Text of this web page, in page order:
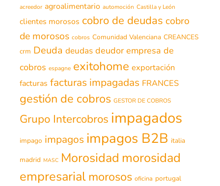
acreedor agroalimentario automoción Castilla y León
clientes morosos cobro de deudas cobro
de morosos cobros Comunidad Valenciana CREANCES
crm Deuda deudas deudor empresa de
cobros espagne exitohome exportación
facturas facturas impagadas FRANCES
gestión de cobros GESTOR DE COBROS
Grupo Intercobros impagados
impago impagos impagos B2B italia
madrid MASC Morosidad morosidad
empresarialmorosos oficina portugal